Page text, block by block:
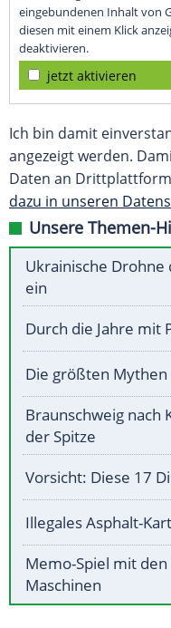
eingebundenen Inhalt von
diesen mit einem Klick
deaktivieren.
jetzt aktivieren
Ich bin damit
angezeigt werden.
Daten an
dazu in unseren
Unsere Themen-
Ukrainische Drohne
ein
Durch die Jahre mit
Die größten
Braunschweig nach
der Spitze
Vorsicht: Diese 17
Illegales Asphalt-
Memo-Spiel mit
Maschinen